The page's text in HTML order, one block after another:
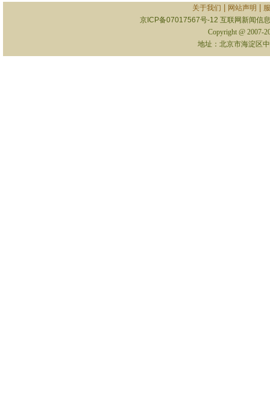
关于我们 网站声明
京ICP备07017567号-12 互联网新闻信
Copyright @ 2007-
地址：北京市海淀区